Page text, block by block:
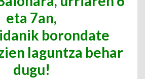
eta 7an,
borondate
laguntza behar
dugu!